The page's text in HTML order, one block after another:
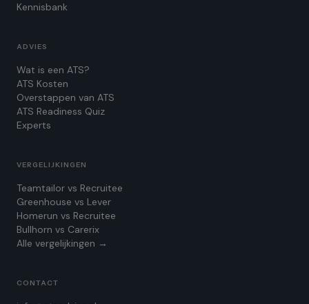
Kennisbank
ADVIES
Wat is een ATS?
ATS Kosten
Overstappen van ATS
ATS Readiness Quiz
Experts
VERGELIJKINGEN
Teamtailor vs Recruitee
Greenhouse vs Lever
Homerun vs Recruitee
Bullhorn vs Carerix
Alle vergelijkingen →
CONTACT